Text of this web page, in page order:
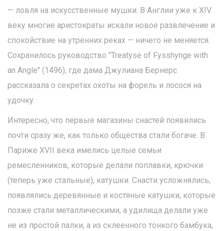
— ловля на искусственные мушки. В Англии уже к XIV
веку многие аристократы искали новое развлечение и
спокойствие на утренних реках — ничего не меняется.
Сохранилось руководство "Treatyse of Fysshynge with
an Angle" (1496), где дама Джулиана Бернерс
рассказала о секретах охоты на форель и лосося на
удочку.
Интересно, что первые магазины снастей появились
почти сразу же, как только общества стали богаче. В
Париже XVII века имелись целые семьи
ремесленников, которые делали поплавки, крючки
(теперь уже стальные), катушки. Снасти усложнялись,
появлялись деревянные и костяные катушки, которые
позже стали металлическими, а удилища делали уже
не из простой палки, а из склеенного тонкого бамбука,